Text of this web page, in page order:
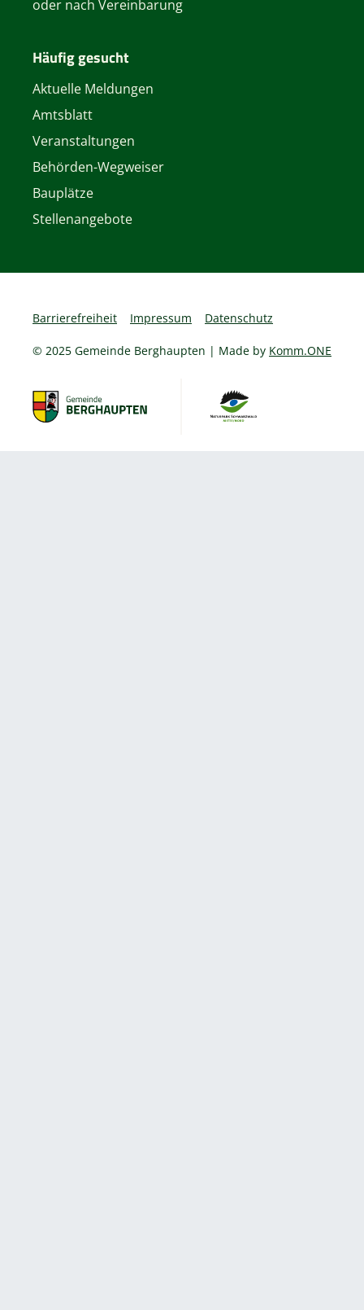
oder nach Vereinbarung
Häufig gesucht
Aktuelle Meldungen
Amtsblatt
Veranstaltungen
Behörden-Wegweiser
Bauplätze
Stellenangebote
Barrierefreiheit Impressum Datenschutz
© 2025 Gemeinde Berghaupten | Made by Komm.ONE